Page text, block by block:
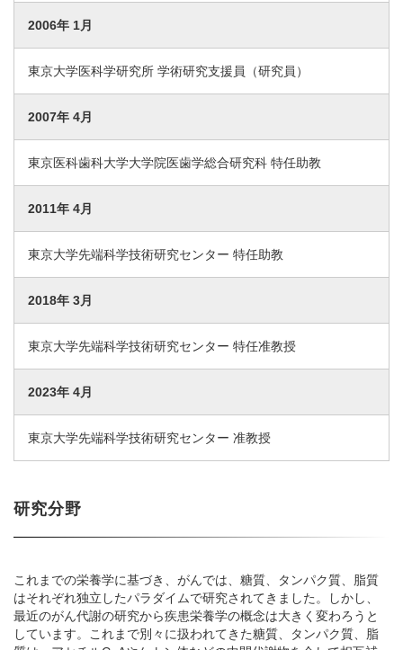
2006年 1月
東京大学医科学研究所 学術研究支援員（研究員）
2007年 4月
東京医科歯科大学大学院医歯学総合研究科 特任助教
2011年 4月
東京大学先端科学技術研究センター 特任助教
2018年 3月
東京大学先端科学技術研究センター 特任准教授
2023年 4月
東京大学先端科学技術研究センター 准教授
研究分野
これまでの栄養学に基づき、がんでは、糖質、タンパク質、脂質
はそれぞれ独立したパラダイムで研究されてきました。しかし、
最近のがん代謝の研究から疾患栄養学の概念は大きく変わろうと
しています。これまで別々に扱われてきた糖質、タンパク質、脂